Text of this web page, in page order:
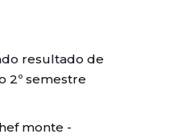
resultado de
2º semestre
monte -